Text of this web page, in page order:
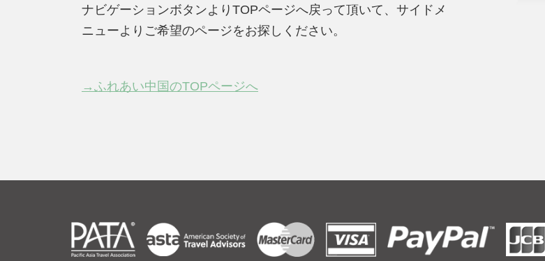
ナビゲーションボタンよりTOPページへ戻って頂いて、サイドメ
ニューよりご希望のページをお探しください。
→ふれあい中国のTOPページへ